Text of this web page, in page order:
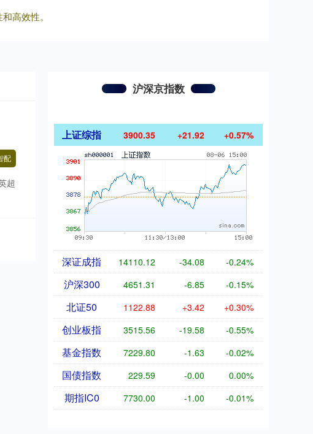
高效性。
配
超
沪深京指数
上证综指 3900.35 +21.92 +0.57%
深证成指 14110.12 -34.08 -0.24%
沪深300 4651.31 -6.85 -0.15%
北证50 1122.88 +3.42 +0.30%
创业板指 3515.56 -19.58 -0.55%
基金指数 7229.80 -1.63 -0.02%
国债指数 229.59 -0.00 0.00%
期指IC0 7730.00 -1.00 -0.01%